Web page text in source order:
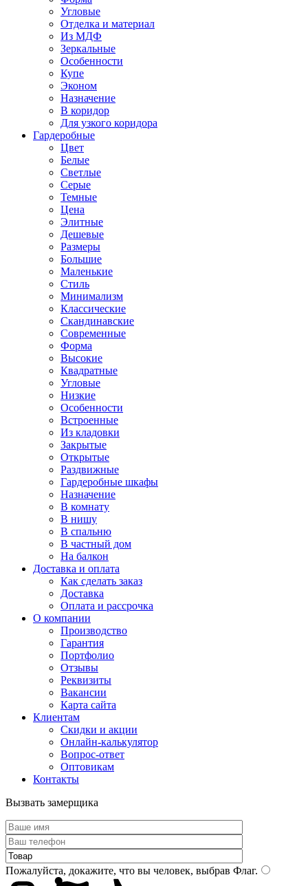
Угловые
Отделка и материал
Из МДФ
Зеркальные
Особенности
Купе
Эконом
Назначение
В коридор
Для узкого коридора
Гардеробные
Цвет
Белые
Светлые
Серые
Темные
Цена
Элитные
Дешевые
Размеры
Большие
Маленькие
Стиль
Минимализм
Классические
Скандинавские
Современные
Форма
Высокие
Квадратные
Угловые
Низкие
Особенности
Встроенные
Из кладовки
Закрытые
Открытые
Раздвижные
Гардеробные шкафы
Назначение
В комнату
В нишу
В спальню
В частный дом
На балкон
Доставка и оплата
Как сделать заказ
Доставка
Оплата и рассрочка
О компании
Производство
Гарантия
Портфолио
Отзывы
Реквизиты
Вакансии
Карта сайта
Клиентам
Скидки и акции
Онлайн-калькулятор
Вопрос-ответ
Оптовикам
Контакты
Вызвать замерщика
Пожалуйста, докажите, что вы человек, выбрав Флаг.